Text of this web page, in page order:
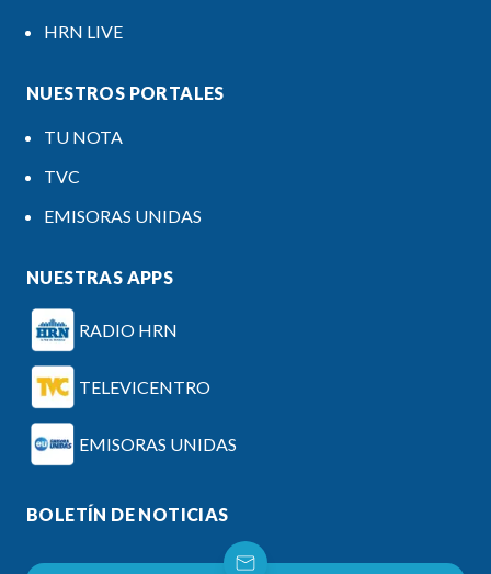
HRN LIVE
NUESTROS PORTALES
TU NOTA
TVC
EMISORAS UNIDAS
NUESTRAS APPS
RADIO HRN
TELEVICENTRO
EMISORAS UNIDAS
BOLETÍN DE NOTICIAS